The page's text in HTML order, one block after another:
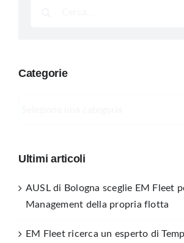
Categorie
Ultimi articoli
AUSL di Bologna sceglie EM Fleet
Management della propria flotta
EM Fleet ricerca un esperto di